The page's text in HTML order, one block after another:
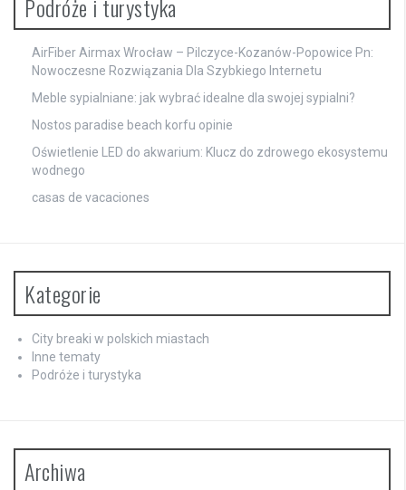
Podróże i turystyka
AirFiber Airmax Wrocław – Pilczyce-Kozanów-Popowice Pn:
Nowoczesne Rozwiązania Dla Szybkiego Internetu
Meble sypialniane: jak wybrać idealne dla swojej sypialni?
Nostos paradise beach korfu opinie
Oświetlenie LED do akwarium: Klucz do zdrowego ekosystemu
wodnego
casas de vacaciones
Kategorie
City breaki w polskich miastach
Inne tematy
Podróże i turystyka
Archiwa